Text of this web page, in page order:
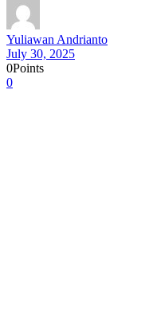
Yuliawan Andrianto
July 30, 2025
0Points
0